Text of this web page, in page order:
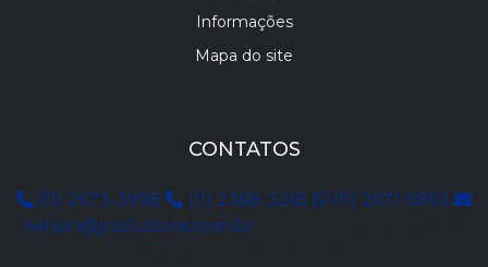
Informações
Mapa do site
CONTATOS
(11) 2673-3998 (11) 2368-3265
(11) 2671-5893
nelson@jrsolutions.com.br